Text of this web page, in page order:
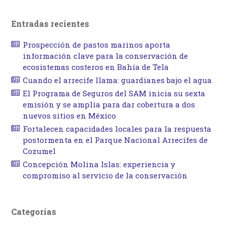
Entradas recientes
Prospección de pastos marinos aporta
información clave para la conservación de
ecosistemas costeros en Bahía de Tela
Cuando el arrecife llama: guardianes bajo el agua
El Programa de Seguros del SAM inicia su sexta
emisión y se amplía para dar cobertura a dos
nuevos sitios en México
Fortalecen capacidades locales para la respuesta
postormenta en el Parque Nacional Arrecifes de
Cozumel
Concepción Molina Islas: experiencia y
compromiso al servicio de la conservación
Categorías